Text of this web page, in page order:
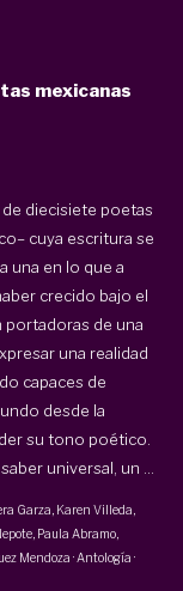
mexicanas
diecisiete poetas
cuya escritura se
una en lo que a
crecido bajo el
portadoras de una
una realidad
capaces de
desde la
su tono poético.
universal, un ...
Garza, Karen Villeda,
, Paula Abramo,
Mendoza ·Antología ·